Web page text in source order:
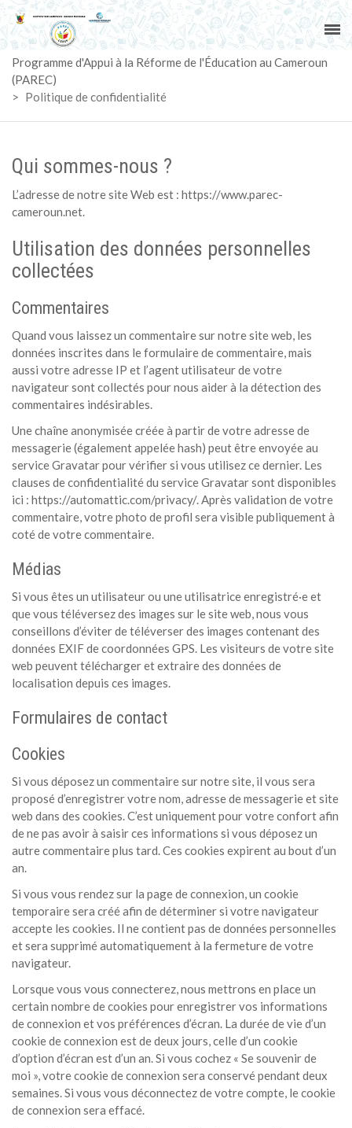
ACCUEIL
PAREC
ACTUALITÉS
ACTIVITÉS
MARCHÉS
SUIVI-EVALUATION
MÉDIA
LANGUES
Programme d'Appui à la Réforme de l'Éducation au Cameroun
(PAREC)
> Politique de confidentialité
Qui sommes-nous ?
L’adresse de notre site Web est : https://www.parec-
cameroun.net.
Utilisation des données personnelles
collectées
Commentaires
Quand vous laissez un commentaire sur notre site web, les
données inscrites dans le formulaire de commentaire, mais
aussi votre adresse IP et l’agent utilisateur de votre
navigateur sont collectés pour nous aider à la détection des
commentaires indésirables.
Une chaîne anonymisée créée à partir de votre adresse de
messagerie (également appelée hash) peut être envoyée au
service Gravatar pour vérifier si vous utilisez ce dernier. Les
clauses de confidentialité du service Gravatar sont disponibles
ici : https://automattic.com/privacy/. Après validation de votre
commentaire, votre photo de profil sera visible publiquement à
coté de votre commentaire.
Médias
Si vous êtes un utilisateur ou une utilisatrice enregistré·e et
que vous téléversez des images sur le site web, nous vous
conseillons d’éviter de téléverser des images contenant des
données EXIF de coordonnées GPS. Les visiteurs de votre site
web peuvent télécharger et extraire des données de
localisation depuis ces images.
Formulaires de contact
Cookies
Si vous déposez un commentaire sur notre site, il vous sera
proposé d’enregistrer votre nom, adresse de messagerie et site
web dans des cookies. C’est uniquement pour votre confort afin
de ne pas avoir à saisir ces informations si vous déposez un
autre commentaire plus tard. Ces cookies expirent au bout d’un
an.
Si vous vous rendez sur la page de connexion, un cookie
temporaire sera créé afin de déterminer si votre navigateur
accepte les cookies. Il ne contient pas de données personnelles
et sera supprimé automatiquement à la fermeture de votre
navigateur.
Lorsque vous vous connecterez, nous mettrons en place un
certain nombre de cookies pour enregistrer vos informations
de connexion et vos préférences d’écran. La durée de vie d’un
cookie de connexion est de deux jours, celle d’un cookie
d’option d’écran est d’un an. Si vous cochez « Se souvenir de
moi », votre cookie de connexion sera conservé pendant deux
semaines. Si vous vous déconnectez de votre compte, le cookie
de connexion sera effacé.